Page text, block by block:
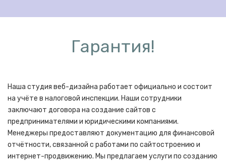
Гарантия!
Наша студия веб-дизайна работает официально и состоит
на учёте в налоговой инспекции. Наши сотрудники
заключают договора на создание сайтов с
предпринимателями и юридическими компаниями.
Менеджеры предоставляют документацию для финансовой
отчётности, связанной с работами по сайтостроению и
интернет-продвижению. Мы предлагаем услуги по созданию